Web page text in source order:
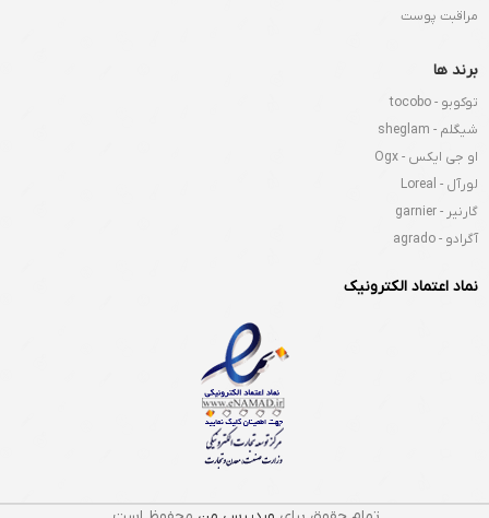
مراقبت پوست
برند ها
توکوبو - tocobo
شیگلم - sheglam
او جی ایکس - Ogx
لورآل - Loreal
گارنیر - garnier
آگرادو - agrado
نماد اعتماد الکترونیک